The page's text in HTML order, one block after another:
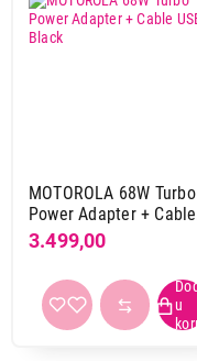
MOTOROLA 68W Turbo
Power Adapter + Cable
USB-C Black
3.499,00